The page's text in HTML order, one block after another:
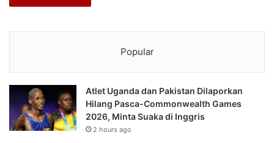
Popular
Atlet Uganda dan Pakistan Dilaporkan
Hilang Pasca-Commonwealth Games
2026, Minta Suaka di Inggris
2 hours ago